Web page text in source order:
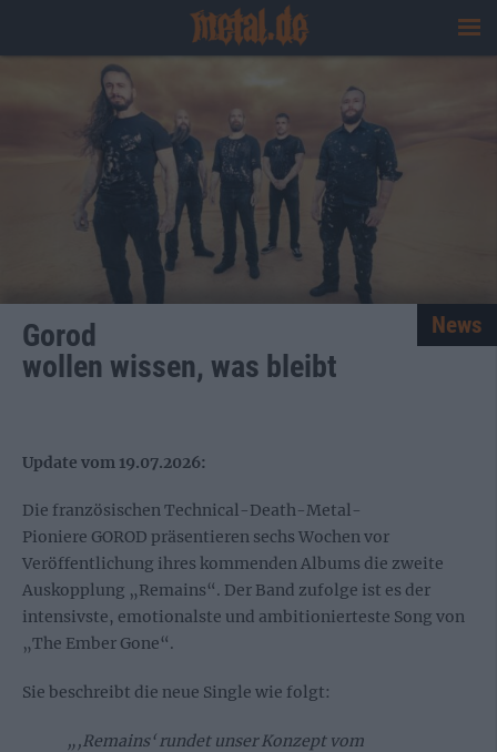
Gorod
wollen wissen, was bleibt
News
Update vom 19.07.2026:
Die französischenTechnical-Death-Metal-
Pioniere GOROD präsentieren sechs Wochen vor
Veröffentlichung ihres kommenden Albums die zweite
Auskopplung „Remains“. Der Band zufolge ist es der
intensivste, emotionalste und ambitionierteste Song von
„The Ember Gone“.
Sie beschreibt die neue Single wie folgt:
„‚Remains‘ rundet unser Konzept vom